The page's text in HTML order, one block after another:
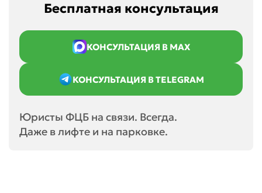
Бесплатная консультация
КОНСУЛЬТАЦИЯ В MAX
КОНСУЛЬТАЦИЯ В TELEGRAM
Юристы ФЦБ на связи. Всегда.
Даже в лифте и на парковке.